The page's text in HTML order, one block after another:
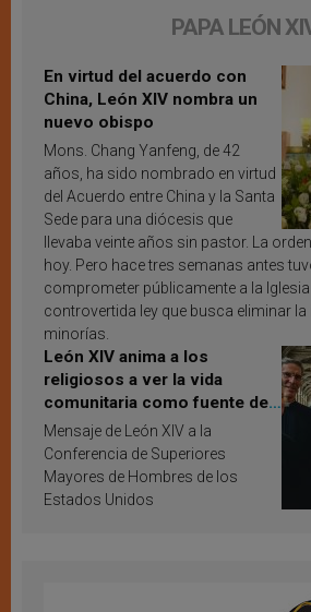
PAPA LEÓN
En virtud del acuerdo con
China, León XIV nombra un
nuevo obispo
Mons. Chang Yanfeng, de 42
años, ha sido nombrado en virtud
del Acuerdo entre China y la Santa
Sede para una diócesis que
llevaba veinte años sin pastor. La
hoy. Pero hace tres semanas antes
comprometer públicamente a la
controvertida ley que busca eliminar la
minorías.
León XIV anima a los
religiosos a ver la vida
comunitaria como fuente de
inspiración y santificación
Mensaje de León XIV a la
Conferencia de Superiores
Mayores de Hombres de los
Estados Unidos